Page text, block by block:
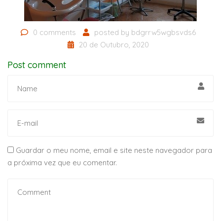
0 comments posted by bdgrrw5wgbsvds6
20 de Outubro, 2020
Post comment
Guardar o meu nome, email e site neste navegador para
a próxima vez que eu comentar.